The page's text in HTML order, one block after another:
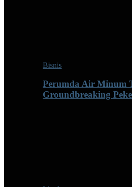
Bisnis
Perumda Air Minum
Groundbreaking